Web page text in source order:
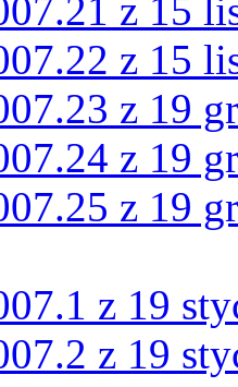
z 15
z 15
z 19
z 19
z 19
z 19
z 19